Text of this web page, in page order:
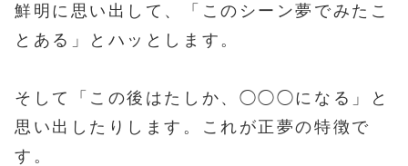
鮮明に思い出して、「このシーン夢でみたこ
とある」とハッとします。
そして「この後はたしか、◯◯◯になる」と
思い出したりします。これが正夢の特徴で
す。